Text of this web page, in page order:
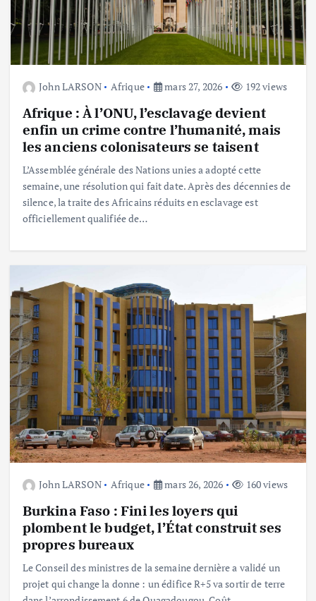
John LARSON Afrique mars 27, 2026 192 views
Afrique : À l’ONU, l’esclavage devient
enfin un crime contre l’humanité, mais
les anciens colonisateurs se taisent
L’Assemblée générale des Nations unies a adopté cette
semaine, une résolution qui fait date. Après des décennies de
silence, la traite des Africains réduits en esclavage est
officiellement qualifiée de…
John LARSON Afrique mars 26, 2026 160 views
Burkina Faso : Fini les loyers qui
plombent le budget, l’État construit ses
propres bureaux
Le Conseil des ministres de la semaine dernière a validé un
projet qui change la donne : un édifice R+5 va sortir de terre